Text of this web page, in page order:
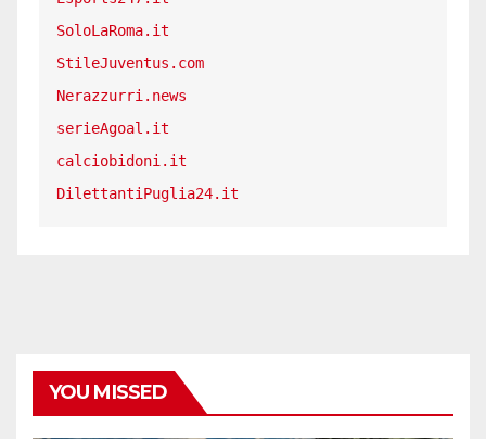
SoloLaRoma.it
StileJuventus.com
Nerazzurri.news
serieAgoal.it
calciobidoni.it
DilettantiPuglia24.it
YOU MISSED